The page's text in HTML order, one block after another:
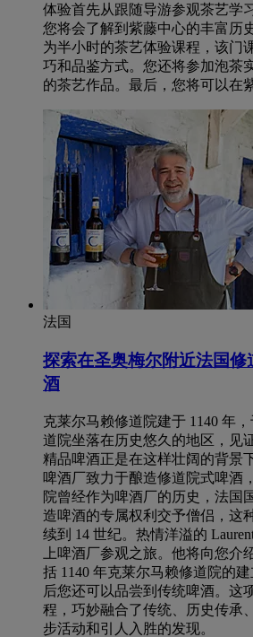
体验首先从跟随导游参观茶艺学
您将会了解到紫藤中心的丰富历
为半小时的茶艺体验课程，该门
巧和品鉴方式。您还将参加泡茶
的茶艺作品。最后，您将可以在
法国
探索在圣奥梅尔附近法国修
酒
克莱尔马赖修道院建于 1140 年
道院坐落在历史悠久的地区，见
精品啤酒正是在这样壮阔的背景
啤酒厂致力于酿造修道院式啤酒
院曾经作为啤酒厂的历史，法国
造啤酒的专属权利交予僧侣，这
续到 14 世纪。热情洋溢的
上啤酒厂参观之旅。他将向您介
括 1140 年克莱尔马赖修道院的
后您还可以品尝到传统啤酒。这
程，巧妙融合了传统、历史传承
步活动和引人入胜的发现。